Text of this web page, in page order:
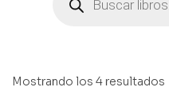
Mostrando los 4 resultados